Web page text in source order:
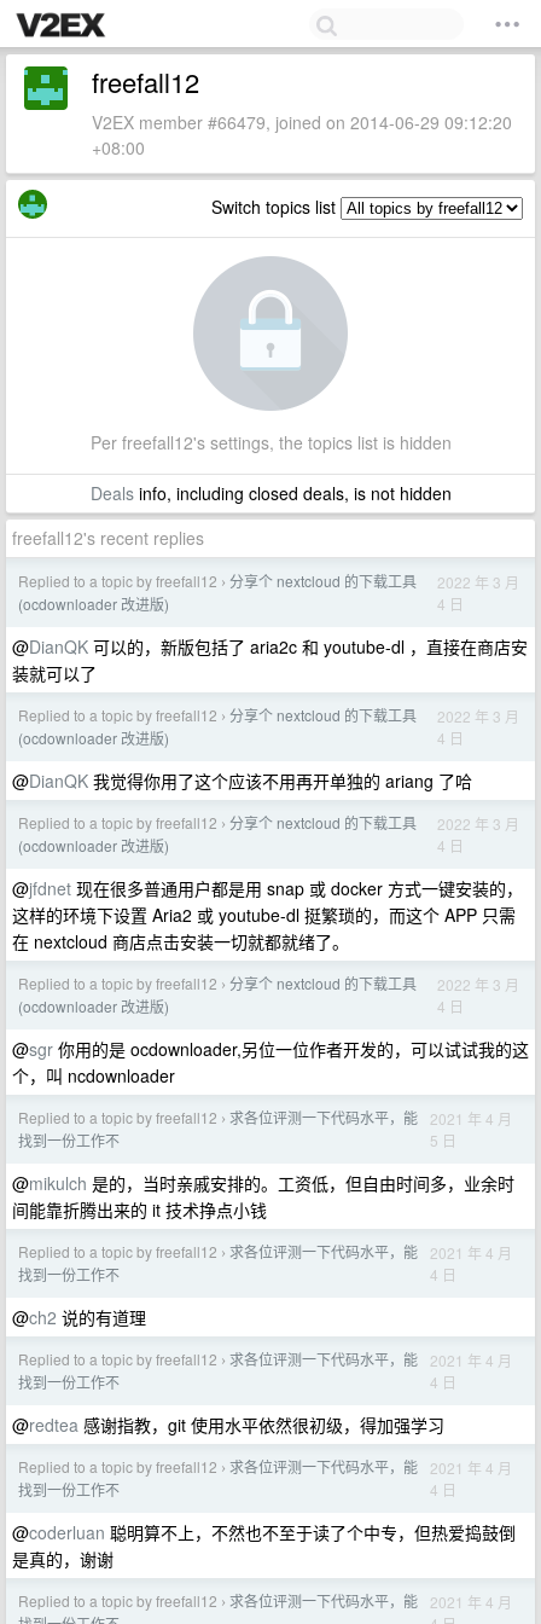
freefall12
V2EX member #66479, joined on 2014-06-29 09:12:20
+08:00
Switch topics list
Per freefall12's settings, the topics list is hidden
Dealsinfo, including closed deals, is not hidden
freefall12's recent replies
Replied to a topic by freefall12 › 分享个 nextcloud 的下载工具
(ocdownloader 改进版)
2022 年 3 月
4 日
@DianQK 可以的，新版包括了 aria2c 和 youtube-dl ，直接在商店安
装就可以了
Replied to a topic by freefall12 › 分享个 nextcloud 的下载工具
(ocdownloader 改进版)
2022 年 3 月
4 日
@DianQK 我觉得你用了这个应该不用再开单独的 ariang 了哈
Replied to a topic by freefall12 › 分享个 nextcloud 的下载工具
(ocdownloader 改进版)
2022 年 3 月
4 日
@jfdnet 现在很多普通用户都是用 snap 或 docker 方式一键安装的，
这样的环境下设置 Aria2 或 youtube-dl 挺繁琐的，而这个 APP 只需
在 nextcloud 商店点击安装一切就都就绪了。
Replied to a topic by freefall12 › 分享个 nextcloud 的下载工具
(ocdownloader 改进版)
2022 年 3 月
4 日
@sgr 你用的是 ocdownloader,另位一位作者开发的，可以试试我的这
个，叫 ncdownloader
Replied to a topic by freefall12 › 求各位评测一下代码水平，能
找到一份工作不
2021 年 4 月
5 日
@mikulch 是的，当时亲戚安排的。工资低，但自由时间多，业余时
间能靠折腾出来的 it 技术挣点小钱
Replied to a topic by freefall12 › 求各位评测一下代码水平，能
找到一份工作不
2021 年 4 月
4 日
@ch2 说的有道理
Replied to a topic by freefall12 › 求各位评测一下代码水平，能
找到一份工作不
2021 年 4 月
4 日
@redtea 感谢指教，git 使用水平依然很初级，得加强学习
Replied to a topic by freefall12 › 求各位评测一下代码水平，能
找到一份工作不
2021 年 4 月
4 日
@coderluan 聪明算不上，不然也不至于读了个中专，但热爱捣鼓倒
是真的，谢谢
Replied to a topic by freefall12 › 求各位评测一下代码水平，能
2021 年 4 月